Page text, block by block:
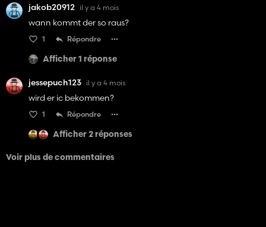
jakob20912 il y a 4 mois
wann kommt der so raus?
1 Répondre
Afficher 1 réponse
jessepuch123 il y a 4 mois
wird er ic bekommen?
1 Répondre
Afficher 2 réponses
Voir plus de commentaires